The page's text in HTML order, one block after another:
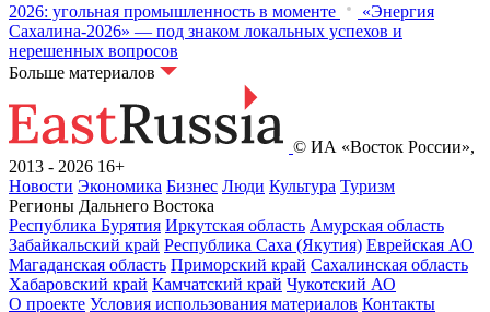
2026: угольная промышленность в моменте
«Энергия
Сахалина-2026» — под знаком локальных успехов и
нерешенных вопросов
Больше материалов
© ИА «Восток России»,
2013 - 2026 16+
Новости Экономика Бизнес Люди Культура Туризм
Регионы Дальнего Востока
Республика Бурятия Иркутская область Амурская область
Забайкальский край Республика Саха (Якутия) Еврейская АО
Магаданская область Приморский край Сахалинская область
Хабаровский край Камчатский край Чукотский АО
О проекте Условия использования материалов Контакты